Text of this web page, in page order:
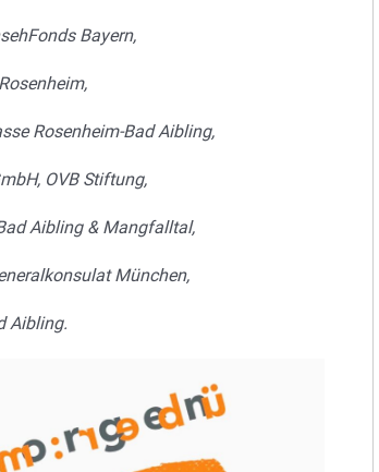
Bayern,
Rosenheim-Bad Aibling,
OVB Stiftung,
Aibling & Mangfalltal,
München,
Aibling.